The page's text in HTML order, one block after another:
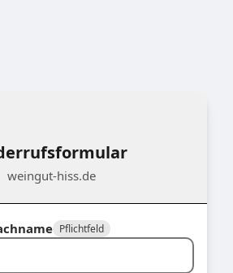
weingut-hiss.de
Pflichtfeld